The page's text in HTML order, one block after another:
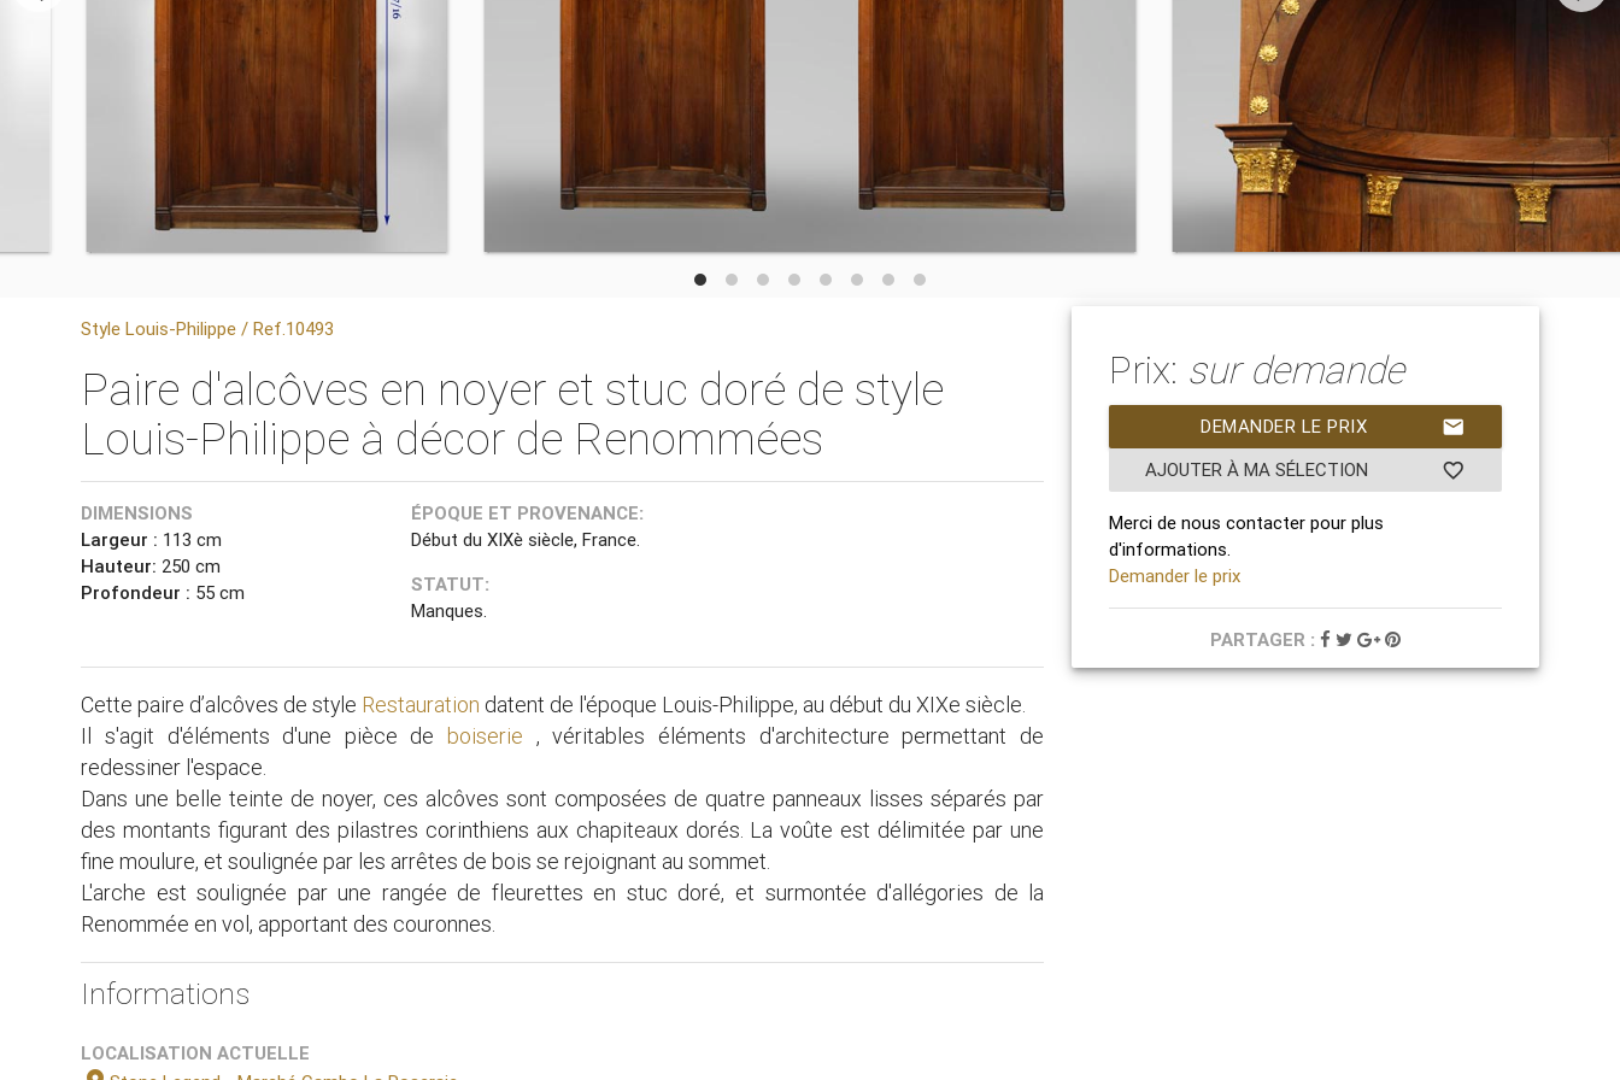
Style Louis-Philippe / Ref.10493
Paire d'alcôves en noyer et stuc doré de style
Louis-Philippe à décor de Renommées
DIMENSIONS
Largeur : 113 cm
Hauteur: 250 cm
Profondeur : 55 cm
ÉPOQUE ET PROVENANCE:
Début du XIXè siècle, France.
STATUT:
Manques.
Cette paire d’alcôves de style Restauration datent de l'époque Louis-Philippe, au début du XIXe siècle.
Il s'agit d'éléments d'une pièce de boiserie , véritables éléments d'architecture permettant de
redessiner l'espace.
Dans une belle teinte de noyer, ces alcôves sont composées de quatre panneaux lisses séparés par
des montants figurant des pilastres corinthiens aux chapiteaux dorés. La voûte est délimitée par une
fine moulure, et soulignée par les arrêtes de bois se rejoignant au sommet.
L'arche est soulignée par une rangée de fleurettes en stuc doré, et surmontée d'allégories de la
Renommée en vol, apportant des couronnes.
Informations
LOCALISATION ACTUELLE
Prix: sur demande
mail
DEMANDER LE PRIX
favorite_border
AJOUTER À MA SÉLECTION
Merci de nous contacter pour plus
d'informations.
Demander le prix
PARTAGER :